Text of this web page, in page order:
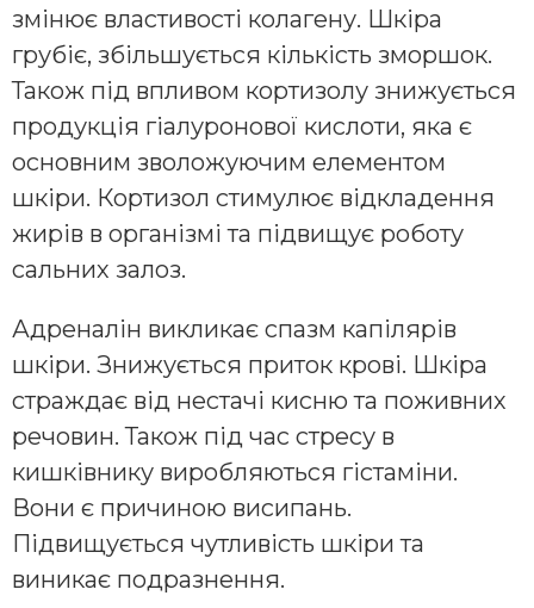
змінює властивості колагену. Шкіра
грубіє, збільшується кількість зморшок.
Також під впливом кортизолу знижується
продукція гіалуронової кислоти, яка є
основним зволожуючим елементом
шкіри. Кортизол стимулює відкладення
жирів в організмі та підвищує роботу
сальних залоз.
Адреналін викликає спазм капілярів
шкіри. Знижується приток крові. Шкіра
страждає від нестачі кисню та поживних
речовин. Також під час стресу в
кишківнику виробляються гістаміни.
Вони є причиною висипань.
Підвищується чутливість шкіри та
виникає подразнення.